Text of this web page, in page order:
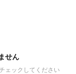
せん
ェックしてください